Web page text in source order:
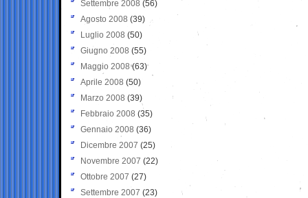
Settembre 2008 (56)
Agosto 2008 (39)
Luglio 2008 (50)
Giugno 2008 (55)
Maggio 2008(63)
Aprile 2008 (50)
Marzo 2008 (39)
Febbraio 2008 (35)
Gennaio 2008 (36)
Dicembre 2007 (25)
Novembre 2007 (22)
Ottobre 2007 (27)
Settembre 2007 (23)